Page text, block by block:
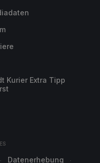
Kurier Extra Tipp
Datenerhebung